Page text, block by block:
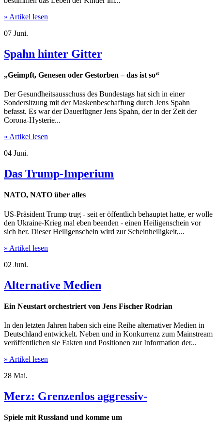
» Artikel lesen
07 Juni.
Spahn hinter Gitter
„Geimpft, Genesen oder Gestorben – das ist so“
Der Gesundheitsausschuss des Bundestags hat sich in einer
Sondersitzung mit der Maskenbeschaffung durch Jens Spahn
befasst. Es war der Dauerlügner Jens Spahn, der in der Zeit der
Corona-Hysterie...
» Artikel lesen
04 Juni.
Das Trump-Imperium
NATO, NATO über alles
US-Präsident Trump trug - seit er öffentlich behauptet hatte, er wolle
den Ukraine-Krieg mal eben beenden - einen Heiligenschein vor
sich her. Dieser Heiligenschein wird zur Scheinheiligkeit,...
» Artikel lesen
02 Juni.
Alternative Medien
Ein Neustart orchestriert von Jens Fischer Rodrian
In den letzten Jahren haben sich eine Reihe alternativer Medien in
Deutschland entwickelt. Neben und in Konkurrenz zum Mainstream
veröffentlichen sie Fakten und Positionen zur Information der...
» Artikel lesen
28 Mai.
Merz: Grenzenlos aggressiv-
Spiele mit Russland und komme um